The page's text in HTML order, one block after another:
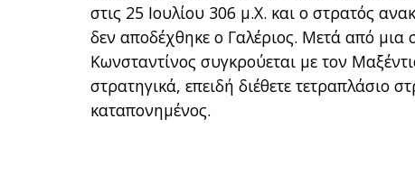
στις 25 Ιουλίου 306 μ.Χ. και ο στρατός
δεν αποδέχθηκε ο Γαλέριος. Μετά από
Κωνσταντίνος συγκρούεται με τον
στρατηγικά, επειδή διέθετε τετραπλάσιο
καταπονημένος.